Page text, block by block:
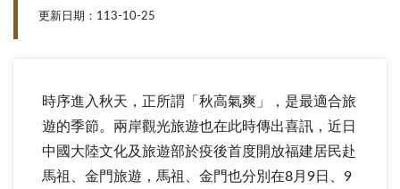
更新日期：113-10-25
時序進入秋天，正所謂「秋高氣爽」，是最適合旅
遊的季節。兩岸觀光旅遊也在此時傳出喜訊，近日
中國大陸文化及旅遊部於疫後首度開放福建居民赴
馬祖、金門旅遊，馬祖、金門也分別在8月9日、9